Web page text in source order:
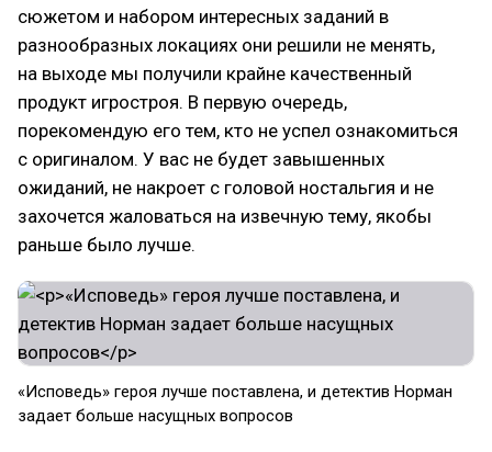
сюжетом и набором интересных заданий в
разнообразных локациях они решили не менять,
на выходе мы получили крайне качественный
продукт игростроя. В первую очередь,
порекомендую его тем, кто не успел ознакомиться
с оригиналом. У вас не будет завышенных
ожиданий, не накроет с головой ностальгия и не
захочется жаловаться на извечную тему, якобы
раньше было лучше.
«Исповедь» героя лучше поставлена, и детектив Норман
задает больше насущных вопросов